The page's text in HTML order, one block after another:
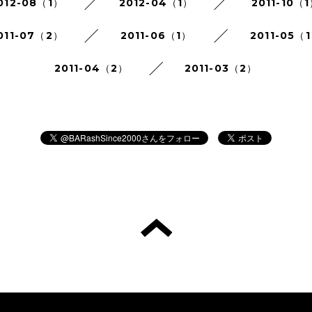
07（2） 2011-06（1） 2011-05（1
2011-04（2） 2011-03（2）